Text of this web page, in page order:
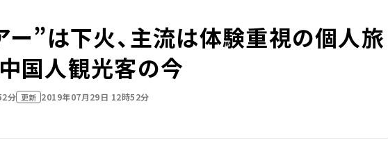
ー”は下火、主流は体験重視の個人旅
国人観光客の今
分 更新 2019年07月29日 12時52分